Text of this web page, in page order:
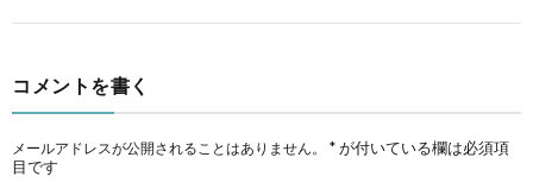
コメントを書く
メールアドレスが公開されることはありません。 *が付いている欄は必須項
目です